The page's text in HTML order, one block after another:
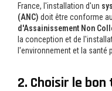
France, l'installation d'un
(ANC) doit être conforme
d'Assainissement Non
la conception et de
l'environnement et la santé
2. Choisir le